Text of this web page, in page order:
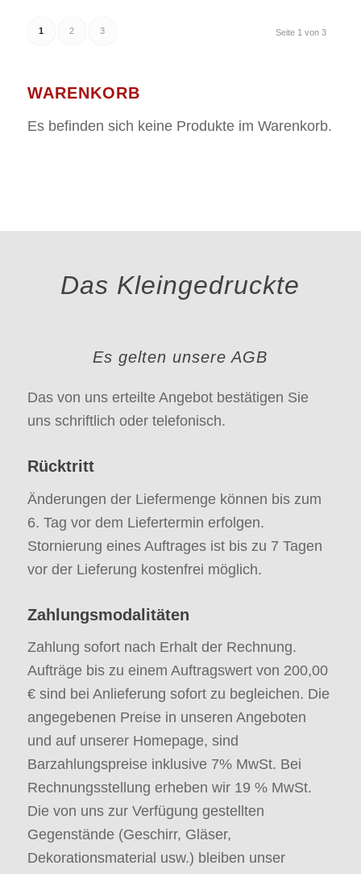
Seite 1 von 3
1 2 3
WARENKORB
Es befinden sich keine Produkte im Warenkorb.
Das Kleingedruckte
Es gelten unsere AGB
Das von uns erteilte Angebot bestätigen Sie
uns schriftlich oder telefonisch.
Rücktritt
Änderungen der Liefermenge können bis zum
6. Tag vor dem Liefertermin erfolgen.
Stornierung eines Auftrages ist bis zu 7 Tagen
vor der Lieferung kostenfrei möglich.
Zahlungsmodalitäten
Zahlung sofort nach Erhalt der Rechnung.
Aufträge bis zu einem Auftragswert von 200,00
€ sind bei Anlieferung sofort zu begleichen. Die
angegebenen Preise in unseren Angeboten
und auf unserer Homepage, sind
Barzahlungspreise inklusive 7% MwSt. Bei
Rechnungsstellung erheben wir 19 % MwSt.
Die von uns zur Verfügung gestellten
Gegenstände (Geschirr, Gläser,
Dekorationsmaterial usw.) bleiben unser